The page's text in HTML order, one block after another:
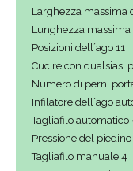
Larghezza massima
Lunghezza
Posizioni dell´ago 11
Cucire con qualsiasi
Numero di perni
Infilatore dell´ago
Tagliafilo automatico
Pressione del
Tagliafilo manuale 4